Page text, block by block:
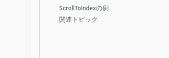
ScrollToIndexの例
関連トピック